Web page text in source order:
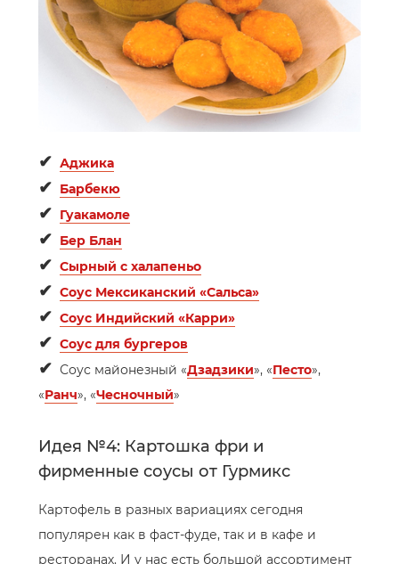
✔ Аджика
✔ Барбекю
✔ Гуакамоле
✔ Бер Блан
✔ Сырный с халапеньо
✔ Соус Мексиканский «Сальса»
✔ Соус Индийский «Карри»
✔ Соус для бургеров
✔ Соус майонезный «Дзадзики», «Песто»,
«Ранч», «Чесночный»
Идея №4: Картошка фри и
фирменные соусы от Гурмикс
Картофель в разных вариациях сегодня
популярен как в фаст-фуде, так и в кафе и
ресторанах. И у нас есть большой ассортимент